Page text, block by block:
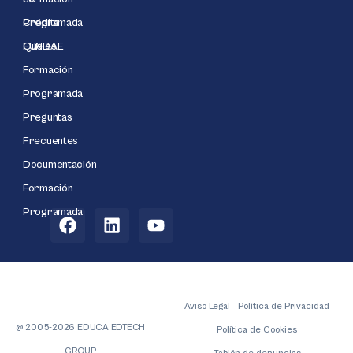
Programada
Qué es
Formación
Programada
Preguntas
Frecuentes
Documentación
Formación
Programada
Crédito
FUNDAE
@ 2005-2026 EDUCA EDTECH
Aviso Legal Política de Privacidad
Política de Cookies